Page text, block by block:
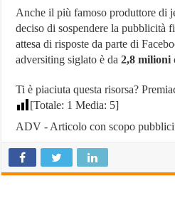
Anche il più famoso produttore di
deciso di sospendere la pubblicità
attesa di risposte da parte di
adversiting siglato è da 2,8 milioni
Ti è piaciuta questa risorsa?
[Totale: 1 Media: 5]
ADV - Articolo con scopo